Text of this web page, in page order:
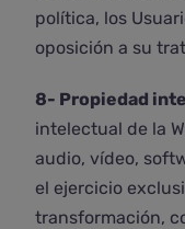
política, los
oposición a su
8- Propiedad
intelectual de la
audio, vídeo,
el ejercicio
transformación,